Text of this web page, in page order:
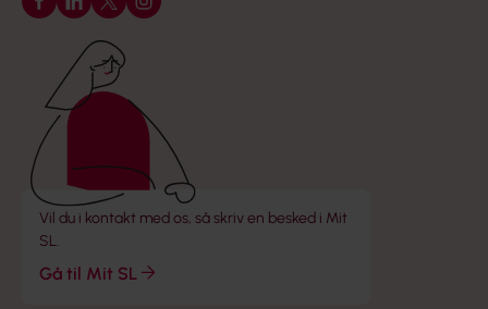
Følg os på Facebook
Følg os på LinkedIn
Følg os på X
Følg os på Instagram
Vil du i kontakt med os, så skriv en besked i Mit
SL.
Gå til Mit SL